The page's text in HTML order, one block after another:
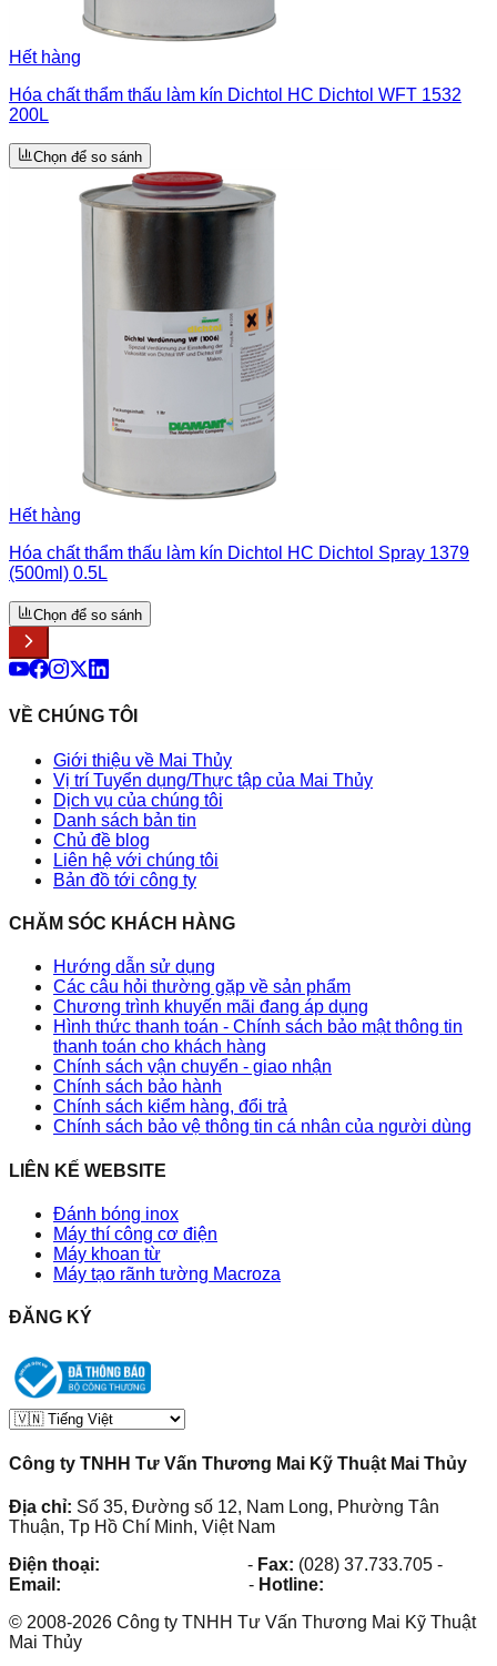
Hết hàng
Hóa chất thẩm thấu làm kín Dichtol HC Dichtol WFT 1532
200L
Chọn để so sánh
Hết hàng
Hóa chất thẩm thấu làm kín Dichtol HC Dichtol Spray 1379
(500ml) 0.5L
Chọn để so sánh
VỀ CHÚNG TÔI
Giới thiệu về Mai Thủy
Vị trí Tuyển dụng/Thực tập của Mai Thủy
Dịch vụ của chúng tôi
Danh sách bản tin
Chủ đề blog
Liên hệ với chúng tôi
Bản đồ tới công ty
CHĂM SÓC KHÁCH HÀNG
Hướng dẫn sử dụng
Các câu hỏi thường gặp về sản phẩm
Chương trình khuyến mãi đang áp dụng
Hình thức thanh toán - Chính sách bảo mật thông tin
thanh toán cho khách hàng
Chính sách vận chuyển - giao nhận
Chính sách bảo hành
Chính sách kiểm hàng, đổi trả
Chính sách bảo vệ thông tin cá nhân của người dùng
LIÊN KẾ WEBSITE
Đánh bóng inox
Máy thí công cơ điện
Máy khoan từ
Máy tạo rãnh tường Macroza
ĐĂNG KÝ
Công ty TNHH Tư Vấn Thương Mai Kỹ Thuật Mai Thủy
Địa chỉ: Số 35, Đường số 12, Nam Long, Phường Tân
Thuận, Tp Hồ Chí Minh, Việt Nam
Điện thoại:
- Fax: (028) 37.733.705 -
Email:
- Hotline:
© 2008-2026 Công ty TNHH Tư Vấn Thương Mai Kỹ Thuật
Mai Thủy